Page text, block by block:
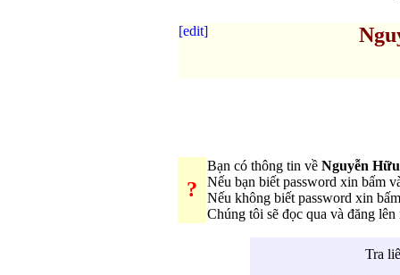
[edit]
?
Bạn có thông tin về Nguyễn
Nếu bạn biết password xin bấm
Nếu không biết password xin
Chúng tôi sẽ đọc qua và đăng lên
Tra